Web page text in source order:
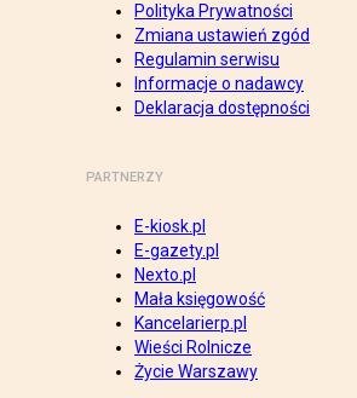
Polityka Prywatności
Zmiana ustawień zgód
Regulamin serwisu
Informacje o nadawcy
Deklaracja dostępności
PARTNERZY
E-kiosk.pl
E-gazety.pl
Nexto.pl
Mała księgowość
Kancelarierp.pl
Wieści Rolnicze
Życie Warszawy